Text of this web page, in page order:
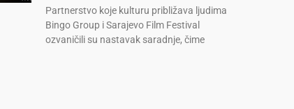
Partnerstvo koje kulturu približava ljudima
Bingo Group i Sarajevo Film Festival
ozvaničili su nastavak saradnje, čime